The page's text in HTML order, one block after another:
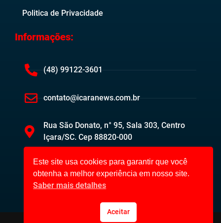
Politica de Privacidade
Informações:
(48) 99122-3601
contato@icaranews.com.br
Rua São Donato, n° 95, Sala 303, Centro
Içara/SC. Cep 88820-000
Içara News ©2023. Todos os direitos reservados.
Este site usa cookies para garantir que você
obtenha a melhor experiência em nosso site.
Saber mais detalhes
Aceitar